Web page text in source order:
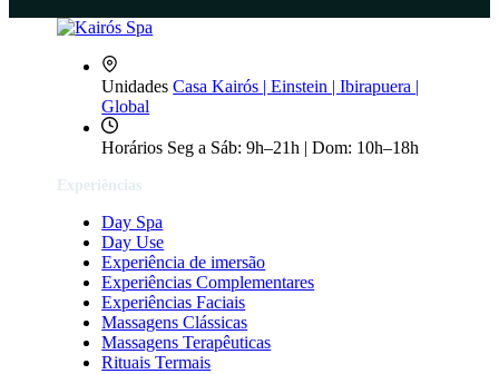
UnidadesCasa Kairós | Einstein | Ibirapuera |
Global
Horários Seg a Sáb: 9h–21h | Dom: 10h–18h
Experiências
Day Spa
Day Use
Experiência de imersão
Experiências Complementares
Experiências Faciais
Massagens Clássicas
Massagens Terapêuticas
Rituais Termais